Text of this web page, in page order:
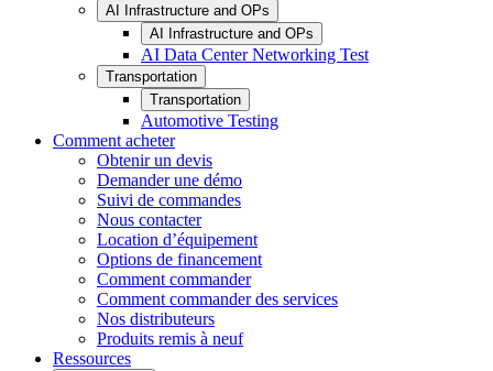
AI Infrastructure and OPs
AI Infrastructure and OPs
AI Data Center Networking Test
Transportation
Transportation
Automotive Testing
Comment acheter
Obtenir un devis
Demander une démo
Suivi de commandes
Nous contacter
Location d’équipement
Options de financement
Comment commander
Comment commander des services
Nos distributeurs
Produits remis à neuf
Ressources